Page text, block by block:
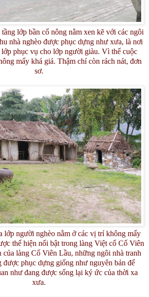
lớp bần cố nông nằm xen kẽ với các ngôi
nhà nghèo được phục dựng như xưa, là nơi
lớp phục vụ cho lớp người giàu. Vì thế cuộc
mấy khá giả. Thậm chí còn rách nát, đơn
sơ.
lớp người nghèo nằm ở các vị trí không mấy
thể hiện nổi bật trong làng Việt cổ Cố Viên
của làng Cố Viên Lầu, những ngôi nhà tranh
được phục dựng giống như nguyên bản để
như đang được sống lại ký ức của thời xa
xưa.